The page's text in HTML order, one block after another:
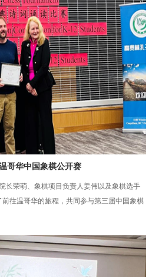
哥华中国象棋公开赛
长荣萌、象棋项目负责人姜伟以及象棋选手
前往温哥华的旅程，共同参与第三届中国象棋